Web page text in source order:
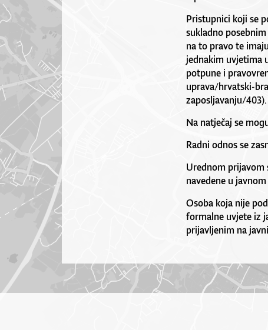
Pristupnici koji se
sukladno
na to pravo te
jednakim uvjetima
potpune i
uprava/hrvatski-
zaposljavanju/403).
Na natječaj se
Radni odnos se
Urednom prijavom
navedene u
Osoba koja nije
formalne uvjete iz
prijavljenim na